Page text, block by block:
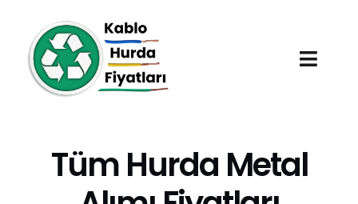
content
Hurda Fiyatları
Tüm Hurda Metal